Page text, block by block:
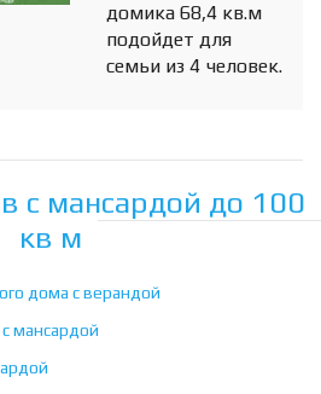
домика 68,4 кв.м
подойдет для
семьи из 4 человек.
с мансардой до 100
кв м
дома с верандой
мансардой